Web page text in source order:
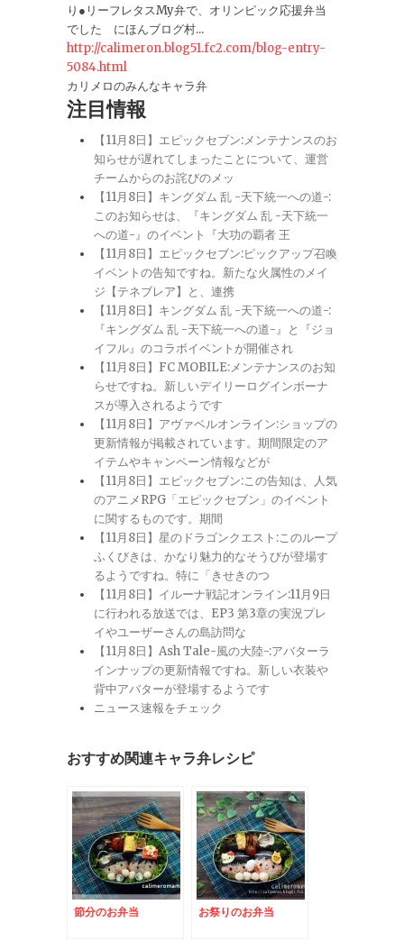
り●リーフレタスMy弁で、オリンピック応援弁当
でした にほんブログ村...
http://calimeron.blog51.fc2.com/blog-entry-
5084.html
カリメロのみんなキャラ弁
注目情報
【11月8日】エピックセブン:メンテナンスのお
知らせが遅れてしまったことについて、運営
チームからのお詫びのメッ
【11月8日】キングダム 乱 -天下統一への道-:
このお知らせは、『キングダム 乱 -天下統一
への道-』のイベント『大功の覇者 王
【11月8日】エピックセブン:ピックアップ召喚
イベントの告知ですね。新たな火属性のメイ
ジ【テネブレア】と、連携
【11月8日】キングダム 乱 -天下統一への道-:
『キングダム 乱 -天下統一への道-』と『ジョ
イフル』のコラボイベントが開催され
【11月8日】FC MOBILE:メンテナンスのお知
らせですね。新しいデイリーログインボーナ
スが導入されるようです
【11月8日】アヴァベルオンライン:ショップの
更新情報が掲載されています。期間限定のア
イテムやキャンペーン情報などが
【11月8日】エピックセブン:この告知は、人気
のアニメRPG「エピックセブン」のイベント
に関するものです。期間
【11月8日】星のドラゴンクエスト:このループ
ふくびきは、かなり魅力的なそうびが登場す
るようですね。特に「きせきのつ
【11月8日】イルーナ戦記オンライン:11月9日
に行われる放送では、EP3 第3章の実況プレ
イやユーザーさんの島訪問な
【11月8日】Ash Tale-風の大陸-:アバターラ
インナップの更新情報ですね。新しい衣装や
背中アバターが登場するようです
ニュース速報をチェック
おすすめ関連キャラ弁レシピ
節分のお弁当 お祭りのお弁当